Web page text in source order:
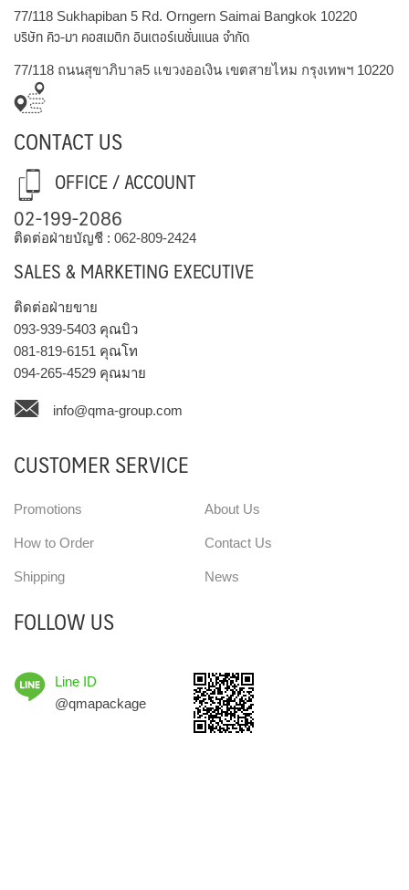
77/118 Sukhapiban 5 Rd. Orngern Saimai Bangkok 10220
บริษัท คิว-มา คอสเมติก อินเตอร์เนชั่นแนล จำกัด
77/118 ถนนสุขาภิบาล5 แขวงออเงิน เขตสายไหม กรุงเทพฯ 10220
CONTACT US
OFFICE / ACCOUNT
02-199-2086
ติดต่อฝ่ายบัญชี : 062-809-2424
SALES & MARKETING EXECUTIVE
ติดต่อฝ่ายขาย
093-939-5403 คุณบิว
081-819-6151 คุณโท
094-265-4529 คุณมาย
info@qma-group.com
CUSTOMER SERVICE
Promotions
How to Order
Shipping
About Us
Contact Us
News
FOLLOW US
Line ID
@qmapackage